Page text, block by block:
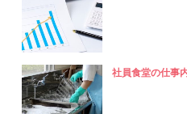
社員食堂の仕事